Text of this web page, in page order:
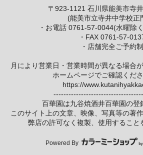
〒923-1121 石川県能美市寺
(能美市立寺井中学校正
・お電話 0761-57-0044(水曜除
・FAX 0761-57-
・店舗完全ご予約制
月により営業日・営業時間が異なる場合
ホームページでご確認くださ
https://
百華園は九谷焼酒井百華園の登
このサイト上の文章、映像、写真等の著
弊店の許可なく複製、使用すること
Powered By